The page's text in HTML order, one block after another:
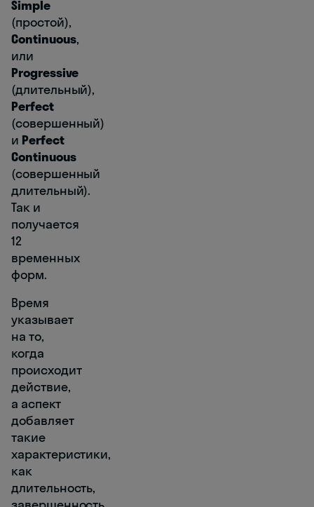
Simple
(простой),
Continuous,
или
Progressive
(длительный),
Perfect
(совершенный)
и Perfect
Continuous
(совершенный
длительный).
Так и
получается
12
временных
форм.
Время
указывает
на то,
когда
происходит
действие,
а аспект
добавляет
такие
характеристики,
как
длительность,